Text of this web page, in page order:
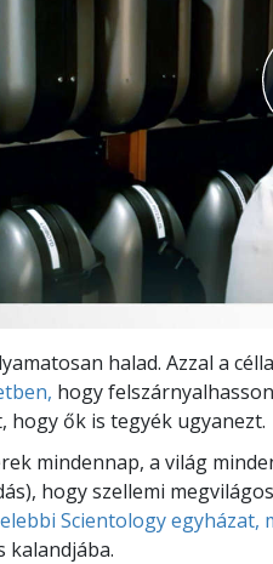
halad. Azzal a
hogy
hogy ők is tegyék ugyanezt.
mindennap, a világ
hogy szellemi
Scientology egyházat,
kalandjába.